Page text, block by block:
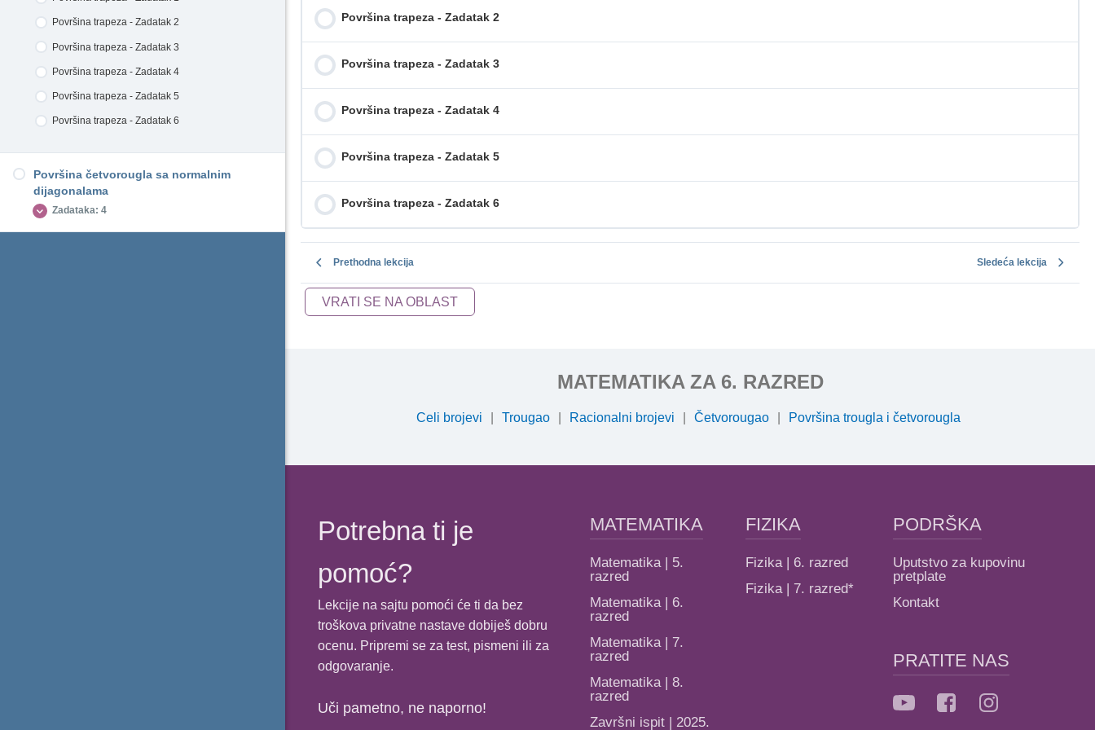
10
Površina trougla - Zadatak 7
Površina trougla - Zadatak 8
Površina trapeza - Zadatak 2
Površina trapeza - Zadatak 3
Površina trapeza - Zadatak 4
Površina trapeza - Zadatak 5
Površina trapeza - Zadatak 6
Površina četvorougla sa normalnim
dijagonalama
Zadataka: 4
Površina trapeza - Zadatak 2
Površina trapeza - Zadatak 3
Površina trapeza - Zadatak 4
Površina trapeza - Zadatak 5
Površina trapeza - Zadatak 6
Prethodna lekcija Sledeća lekcija
VRATI SE NA OBLAST
MATEMATIKA ZA 6. RAZRED
Celi brojevi Trougao Racionalni brojevi Četvorougao Površina trougla i četvorougla
Potrebna ti je
pomoć?
Lekcije na sajtu pomoći će ti da bez
troškova privatne nastave dobiješ dobru
ocenu. Pripremi se za test, pismeni ili za
odgovaranje.
Uči pametno, ne naporno!
MATEMATIKA
Matematika | 5.
razred
Matematika | 6.
razred
Matematika | 7.
razred
Matematika | 8.
razred
Završni ispit | 2025.
FIZIKA
Fizika | 6. razred
Fizika | 7. razred*
PODRŠKA
Uputstvo za kupovinu
pretplate
Kontakt
PRATITE NAS